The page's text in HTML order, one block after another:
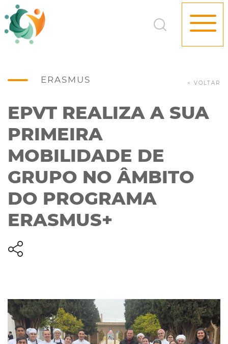
ERASMUS < VOLTAR
EPVT REALIZA A SUA
PRIMEIRA
MOBILIDADE DE
GRUPO NO ÂMBITO
DO PROGRAMA
ERASMUS+